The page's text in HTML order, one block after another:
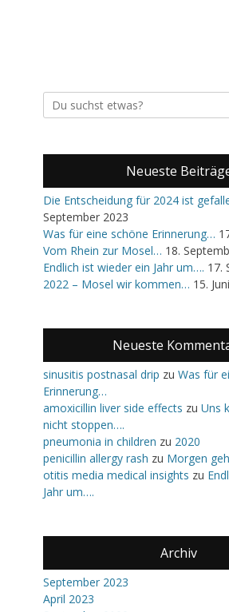
Suche
nach:
Neueste
Die Entscheidung für 2024 ist
September 2023
Was für eine schöne Erinnerung…
Vom Rhein zur Mosel… 18.
Endlich ist wieder ein Jahr um…. 17.
2022 – Mosel wir kommen… 15.
Neueste
sinusitis postnasal drip zu Was für
Erinnerung…
amoxicillin liver side effects zu Uns
nicht stoppen….
pneumonia in children zu 2020
penicillin allergy rash zu Morgen
otitis media medical insights zu
Jahr um….
Archiv
September 2023
April 2023